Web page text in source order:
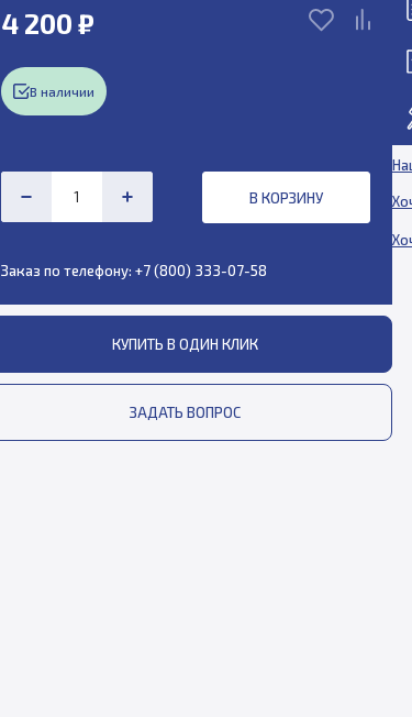
4 200 ₽
В наличии
В КОРЗИНУ
Заказ по телефону: +7 (800) 333-07-58
КУПИТЬ В ОДИН КЛИК
ЗАДАТЬ ВОПРОС